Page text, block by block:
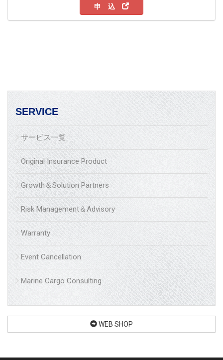
申 込
SERVICE
サービス一覧
Original Insurance Product
Growth＆Solution Partners
Risk Management＆Advisory
Warranty
Event Cancellation
Marine Cargo Consulting
WEB SHOP